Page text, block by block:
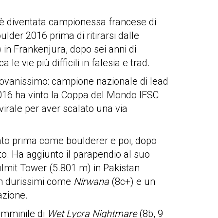
diventata campionessa francese di
2016 prima di ritirarsi dalle
Frankenjura, dopo sei anni di
le vie più difficili in falesia e trad.
campione nazionale di lead
ha vinto la Coppa del Mondo IFSC
per aver scalato una via
prima come boulderer e poi, dopo
Ha aggiunto il parapendio al suo
Tower (5.801 m) in Pakistan
durissimi come Nirwana (8c+) e un
di Wet Lycra Nightmare(8b, 9